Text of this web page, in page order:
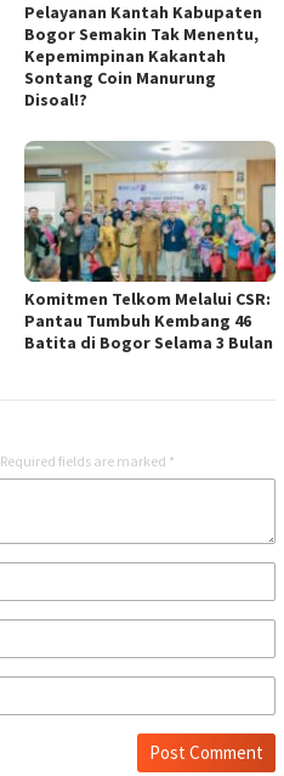
Pelayanan Kantah Kabupaten
Bogor Semakin Tak Menentu,
Kepemimpinan Kakantah
Sontang Coin Manurung
Disoal!?
Komitmen Telkom Melalui CSR:
Pantau Tumbuh Kembang 46
Batita di Bogor Selama 3 Bulan
Required fields are marked *